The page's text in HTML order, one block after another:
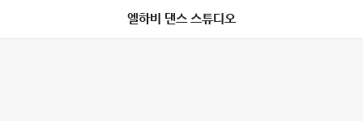
엘하비 댄스 스튜디오